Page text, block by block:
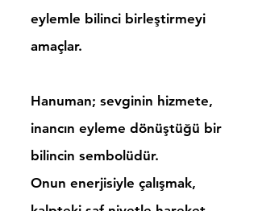
eylemle bilinci birleştirmeyi
amaçlar.
Hanuman; sevginin hizmete,
inancın eyleme dönüştüğü bir
bilincin sembolüdür.
Onun enerjisiyle çalışmak,